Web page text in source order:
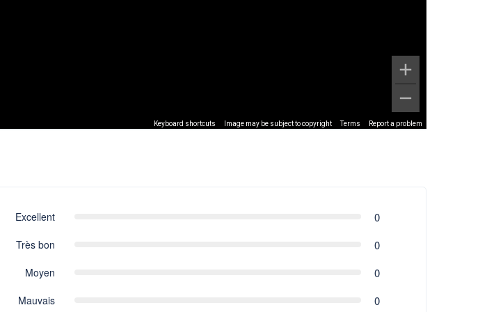
Keyboard shortcuts Image may be subject to copyright Terms Report a problem
Excellent 0
Très bon 0
Moyen 0
Mauvais 0